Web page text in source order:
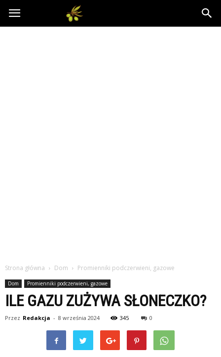
Oliwkowo.pl
Strona główna Dom Promienniki podczerwieni, gazowe
Dom Promienniki podczerwieni, gazowe
ILE GAZU ZUŻYWA SŁONECZKO?
Przez Redakcja - 8 września 2024 345 0